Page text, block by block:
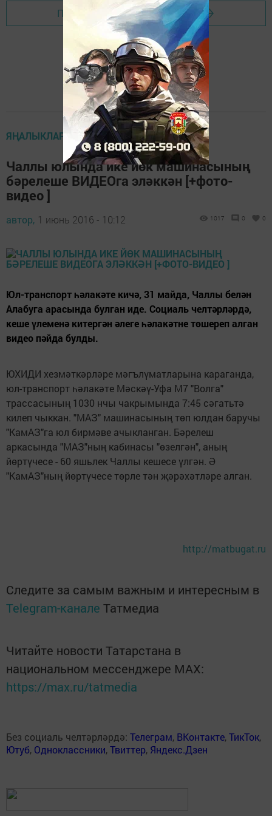
Перейти на страницу новости
ЯҢАЛЫКЛАР
Чаллы юлында ике йөк машинасының
бәрелеше ВИДЕОга эләккән [+фото-
видео ]
автор, 1 июнь 2016 - 10:12 1017 0 0
Юл-транспорт һәлакәте кичә, 31 майда, Чаллы белән
Алабуга арасында булган иде. Социаль челтәрләрдә,
кеше үлеменә китергән әлеге һәлакәтне төшереп алган
видео пәйда булды.
ЮХИДИ хезмәткәрләре мәгълүматларына караганда,
юл-транспорт һәлакәте Мәскәү-Уфа М7 "Волга"
трассасының 1030 нчы чакрымында 7:45 сәгатьтә
килеп чыккан. "МАЗ" машинасының төп юлдан баручы
"КамАЗ"га юл бирмәве ачыкланган. Бәрелеш
аркасында "МАЗ"ның кабинасы "өзелгән", аның
йөртүчесе - 60 яшьлек Чаллы кешесе үлгән. Ә
"КамАЗ"ның йөртүчесе төрле тән җәрәхәтләре алган.
http://matbugat.ru
Следите за самым важным и интересным в
Telegram-канале Татмедиа
Читайте новости Татарстана в
национальном мессенджере MАХ:
https://max.ru/tatmedia
Без социаль челтәрләрдә: Телеграм, ВКонтакте,ТикТок,
Ютуб, Одноклассники,Твиттер, Яндекс.Дзен